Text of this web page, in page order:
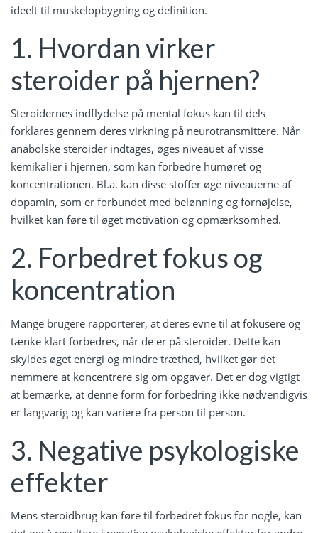
ideelt til muskelopbygning og definition.
1. Hvordan virker
steroider på hjernen?
Steroidernes indflydelse på mental fokus kan til dels
forklares gennem deres virkning på neurotransmittere. Når
anabolske steroider indtages, øges niveauet af visse
kemikalier i hjernen, som kan forbedre humøret og
koncentrationen. Bl.a. kan disse stoffer øge niveauerne af
dopamin, som er forbundet med belønning og fornøjelse,
hvilket kan føre til øget motivation og opmærksomhed.
2. Forbedret fokus og
koncentration
Mange brugere rapporterer, at deres evne til at fokusere og
tænke klart forbedres, når de er på steroider. Dette kan
skyldes øget energi og mindre træthed, hvilket gør det
nemmere at koncentrere sig om opgaver. Det er dog vigtigt
at bemærke, at denne form for forbedring ikke nødvendigvis
er langvarig og kan variere fra person til person.
3. Negative psykologiske
effekter
Mens steroidbrug kan føre til forbedret fokus for nogle, kan